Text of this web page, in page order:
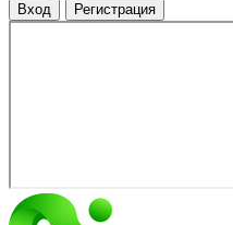
Вход Регистрация